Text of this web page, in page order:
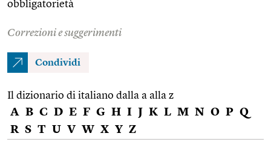
obbligatorietà
Correzioni e suggerimenti
Condividi
Il dizionario di italiano dalla a alla z
A B C D E F G H I J K L M N O P Q
R S T U V W X Y Z